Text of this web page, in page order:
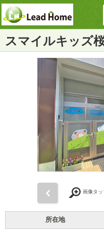
スマイルキッズ
画像タッ
所在地